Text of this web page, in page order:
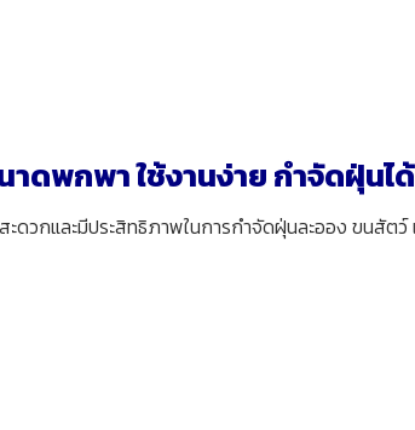
พกพา ใช้งานง่าย กำจัดฝุ่นไ
ดวกและมีประสิทธิภาพในการกำจัดฝุ่นละออง ขนสัตว์